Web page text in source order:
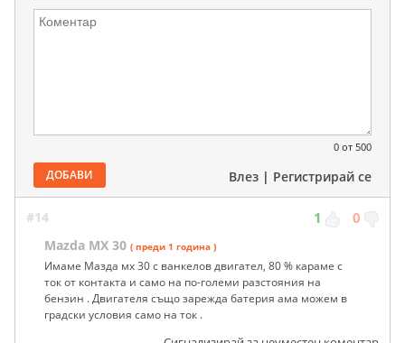
0 от 500
ДОБАВИ Влез | Регистрирай се
#14 1 0
Mazda MX 30 ( преди 1 година )
Имаме Мазда мх 30 с ванкелов двигател, 80 % караме с
ток от контакта и само на по-големи разстояния на
бензин . Двигателя също зарежда батерия ама можем в
градски условия само на ток .